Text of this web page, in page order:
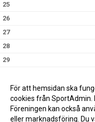
25
26
27
28
29
För att hemsidan ska
cookies från SportAdmin.
Föreningen kan också
eller marknadsföring. Du